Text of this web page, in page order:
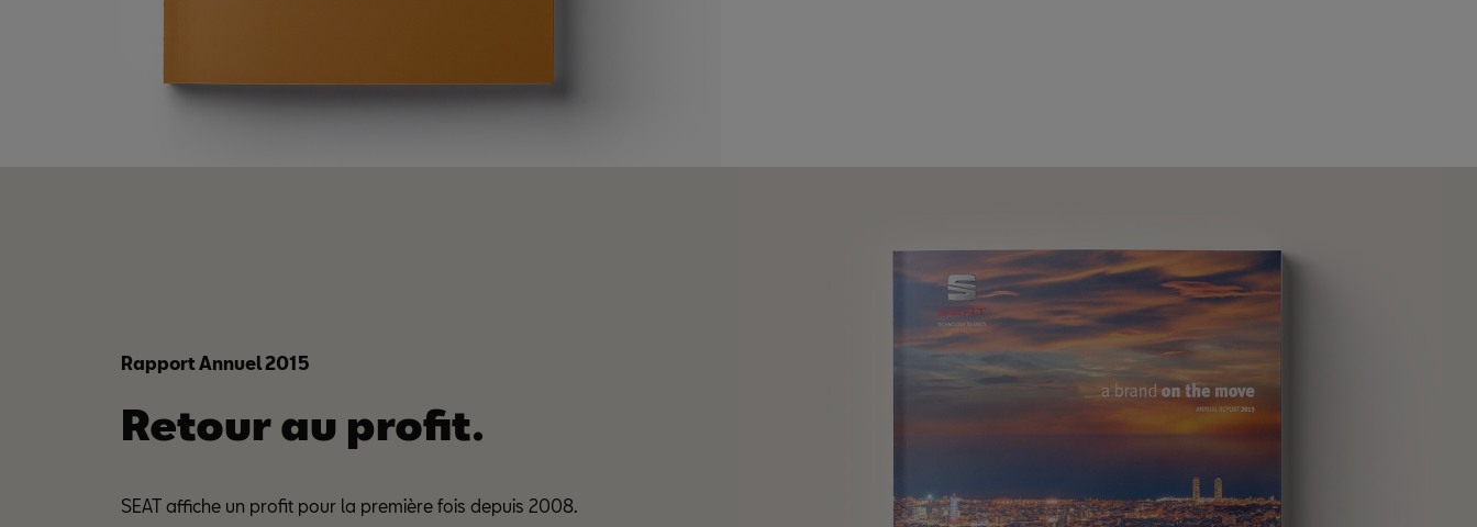
Rapport Annuel 2015
Retour au profit.
SEAT affiche un profit pour la première fois depuis 2008.